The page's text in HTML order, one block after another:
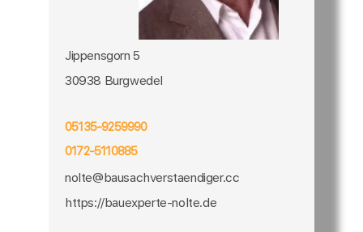
Jippensgorn 5
30938 Burgwedel
05135-9259990
0172-5110885
nolte@bausachverstaendiger.cc
https://bauexperte-nolte.de